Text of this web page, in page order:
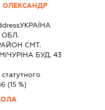
ОЛЕКСАНДР
УКРАЇНА
ОБЛ.
СМТ.
БУД. 43
(15 %)